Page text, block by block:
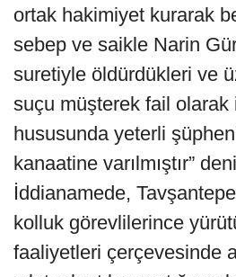
ortak hakimiyet kurarak
sebep ve saikle Narin
suretiyle öldürdükleri ve
suçu müşterek fail olarak
hususunda yeterli
kanaatine varılmıştır”
İddianamede,
kolluk görevlilerince
faaliyetleri çerçevesinde